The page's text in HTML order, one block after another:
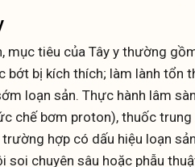
mục tiêu của Tây y thường
bớt bị kích thích; làm lành tổn
loạn sản. Thực hành lâm
chế bơm proton), thuốc
hợp có dấu hiệu loạn
soi chuyên sâu hoặc phẫu